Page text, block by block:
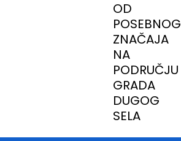
OD
POSEBNOG
ZNAČAJA
NA
PODRUČJU
GRADA
DUGOG
SELA